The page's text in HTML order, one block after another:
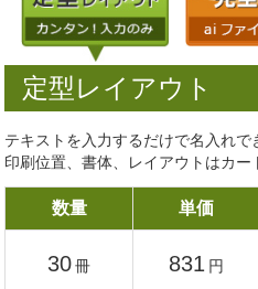
定型レイアウト
テキストを入力するだけで名入れで
印刷位置、書体、レイアウトはカー
数量 単価
30冊 831 円